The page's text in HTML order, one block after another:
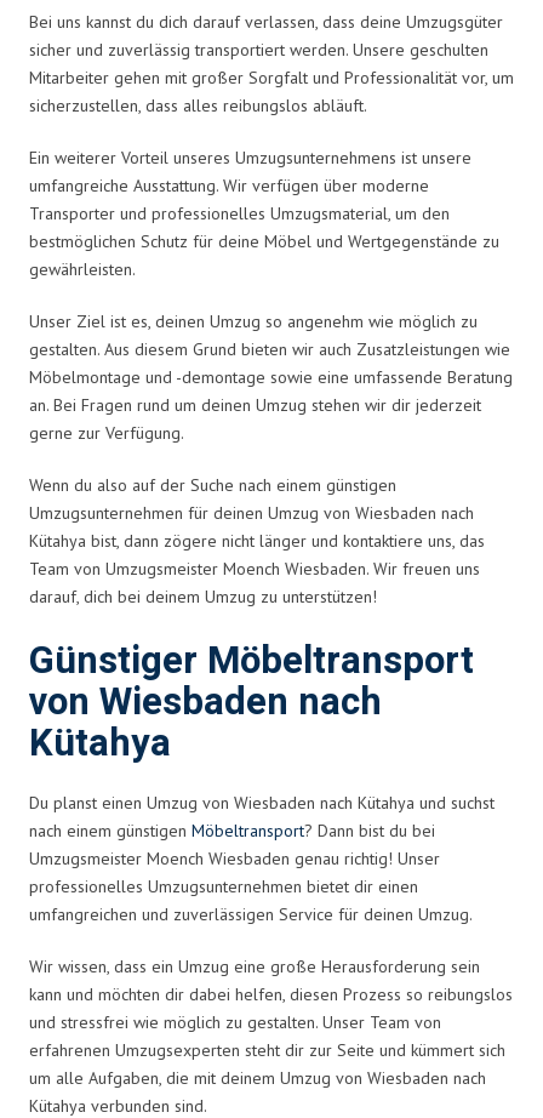
Bei uns kannst du dich darauf verlassen, dass deine Umzugsgüter
sicher und zuverlässig transportiert werden. Unsere geschulten
Mitarbeiter gehen mit großer Sorgfalt und Professionalität vor, um
sicherzustellen, dass alles reibungslos abläuft.
Ein weiterer Vorteil unseres Umzugsunternehmens ist unsere
umfangreiche Ausstattung. Wir verfügen über moderne
Transporter und professionelles Umzugsmaterial, um den
bestmöglichen Schutz für deine Möbel und Wertgegenstände zu
gewährleisten.
Unser Ziel ist es, deinen Umzug so angenehm wie möglich zu
gestalten. Aus diesem Grund bieten wir auch Zusatzleistungen wie
Möbelmontage und -demontage sowie eine umfassende Beratung
an. Bei Fragen rund um deinen Umzug stehen wir dir jederzeit
gerne zur Verfügung.
Wenn du also auf der Suche nach einem günstigen
Umzugsunternehmen für deinen Umzug von Wiesbaden nach
Kütahya bist, dann zögere nicht länger und kontaktiere uns, das
Team von Umzugsmeister Moench Wiesbaden. Wir freuen uns
darauf, dich bei deinem Umzug zu unterstützen!
Günstiger Möbeltransport
von Wiesbaden nach
Kütahya
Du planst einen Umzug von Wiesbaden nach Kütahya und suchst
nach einem günstigen Möbeltransport? Dann bist du bei
Umzugsmeister Moench Wiesbaden genau richtig! Unser
professionelles Umzugsunternehmen bietet dir einen
umfangreichen und zuverlässigen Service für deinen Umzug.
Wir wissen, dass ein Umzug eine große Herausforderung sein
kann und möchten dir dabei helfen, diesen Prozess so reibungslos
und stressfrei wie möglich zu gestalten. Unser Team von
erfahrenen Umzugsexperten steht dir zur Seite und kümmert sich
um alle Aufgaben, die mit deinem Umzug von Wiesbaden nach
Kütahya verbunden sind.